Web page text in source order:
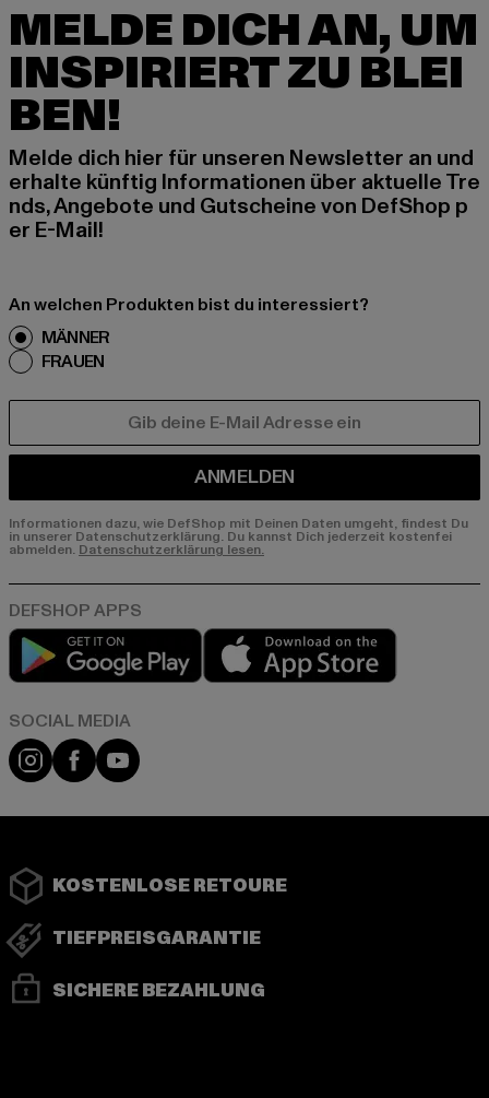
MELDE DICH AN, UM
INSPIRIERT ZU BLEI
BEN!
Melde dich hier für unseren Newsletter an und
erhalte künftig Informationen über aktuelle Tre
nds, Angebote und Gutscheine von DefShop p
er E-Mail!
An welchen Produkten bist du interessiert?
MÄNNER
FRAUEN
ANMELDEN
Informationen dazu, wie DefShop mit Deinen Daten umgeht, findest Du
in unserer Datenschutzerklärung. Du kannst Dich jederzeit kostenfei
abmelden. Datenschutzerklärung lesen.
Play market
Instagram
FacebookYouTube
KOSTENLOSE RETOURE
TIEFPREISGARANTIE
SICHERE BEZAHLUNG